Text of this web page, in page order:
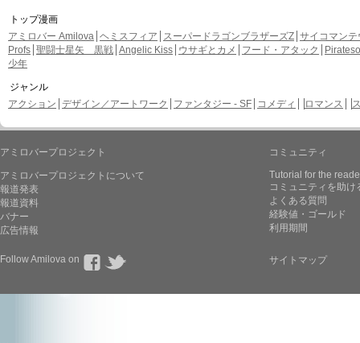
トップ漫画
アミロバー Amilova ヘミスフィア スーパードラゴンブラザーズZ サイコマンテ
Profs 聖闘士星矢 黒戦 Angelic Kiss ウサギとカメ フード・アタック
少年
ジャンル
アクション デザイン／アートワーク ファンタジー - SF コメディ ロマンス
アミロバープロジェクト
アミロバープロジェクトについて
報道発表
報道資料
バナー
広告情報
コミュニティ
Tutorial for the
コミュニティを助け
よくある質問
経験値・ゴールド
利用期間
Follow Amilova on サイトマップ